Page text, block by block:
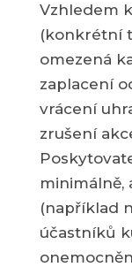
Vzhledem
(konkrétní
omezená
zaplacení
vrácení
zrušení
minimálně,
(například
účastníků